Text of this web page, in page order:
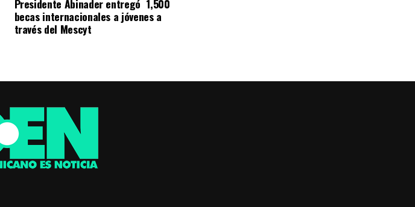
Presidente Abinader entregó 1,500
becas internacionales a jóvenes a
través del Mescyt